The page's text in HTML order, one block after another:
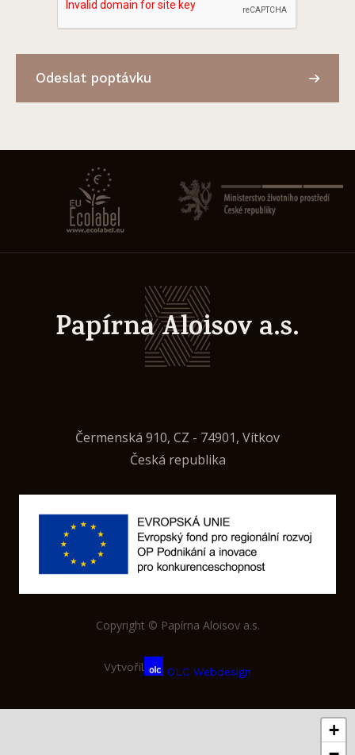
Odeslat poptávku
Papírna Aloisov a.s.
Čermenská 910, CZ - 74901, Vítkov
Česká republika
Copyright © Papírna Aloisov a.s.
Vytvořil OLC Webdesign
+